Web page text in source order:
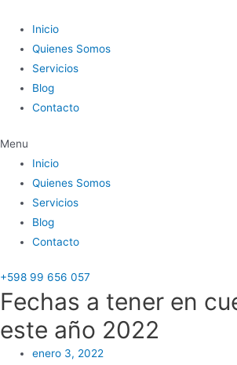
contenido
Inicio
Quienes Somos
Servicios
Blog
Contacto
Menu
Inicio
Quienes Somos
Servicios
Blog
Contacto
+598 99 656 057
Fechas a tener en
este año 2022
enero 3, 2022